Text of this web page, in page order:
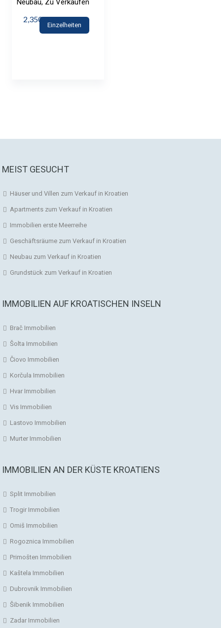
Neubau, Zu Verkaufen
2,350,000€
Einzelheiten
MEIST GESUCHT
Häuser und Villen zum Verkauf in Kroatien
Apartments zum Verkauf in Kroatien
Immobilien erste Meerreihe
Geschäftsräume zum Verkauf in Kroatien
Neubau zum Verkauf in Kroatien
Grundstück zum Verkauf in Kroatien
IMMOBILIEN AUF KROATISCHEN INSELN
Brač Immobilien
Šolta Immobilien
Čiovo Immobilien
Korčula Immobilien
Hvar Immobilien
Vis Immobilien
Lastovo Immobilien
Murter Immobilien
IMMOBILIEN AN DER KÜSTE KROATIENS
Split Immobilien
Trogir Immobilien
Omiš Immobilien
Rogoznica Immobilien
Primošten Immobilien
Kaštela Immobilien
Dubrovnik Immobilien
Šibenik Immobilien
Zadar Immobilien